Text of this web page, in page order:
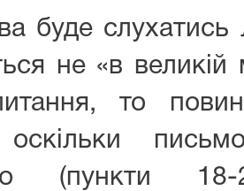
буде слухатись
не «в великій
то
оскільки
(пункти